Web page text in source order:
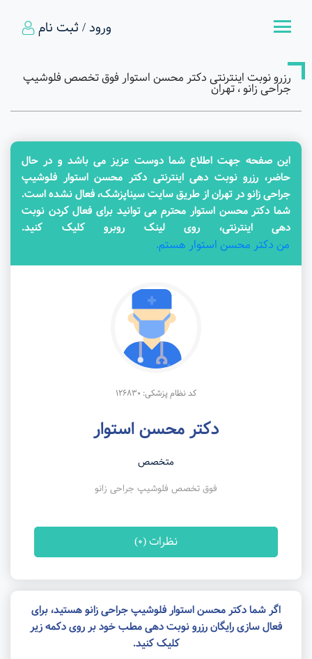
ورود / ثبت نام
رزرو نوبت اینترنتی دکتر محسن استوار فوق تخصص فلوشیپ
جراحی زانو ، تهران
این صفحه جهت اطلاع شما دوست عزیز می باشد و در حال
حاضر، رزرو نوبت دهی اینترنتی دکتر محسن استوار فلوشیپ
جراحی زانو در تهران از طریق سایت سیناپزشک، فعال نشده است.
شما دکتر محسن استوار محترم می توانید برای فعال کردن نوبت
دهی اینترنتی، روی لینک روبرو کلیک کنید.
من دکتر محسن استوار هستم.
کد نظام پزشکی: 126830
دکتر محسن استوار
متخصص
فوق تخصص فلوشیپ جراحی زانو
نظرات (0)
اگر شما دکتر محسن استوار فلوشیپ جراحی زانو هستید، برای
فعال سازی رایگان رزرو نوبت دهی مطب خود بر روی دکمه زیر
کلیک کنید.